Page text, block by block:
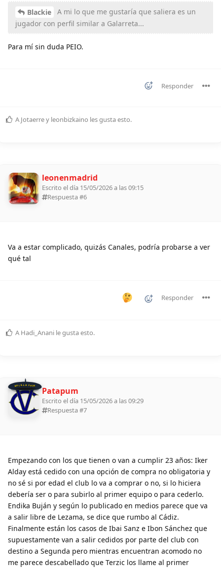
Blackie
A mi lo que me gustaría que saliera es un
jugador con perfil similar a Galarreta...
Para mí sin duda PEIO.
Responder
A Jotaerrey leonbizkaino les gusta esto.
leonenmadrid
Escrito el día 15/05/2026 a las 09:15
Respuesta #6
Va a estar complicado, quizás Canales, podría probarse a ver
qué tal
Responder
A Hadi_Anani le gusta esto.
BOLILLA 2026 Patapum
Escrito el día 15/05/2026 a las 09:29
Respuesta #7
Empezando con los que tienen o van a cumplir 23 años: Iker
Alday está cedido con una opción de compra no obligatoria y
no sé si por edad el club lo va a comprar o no, si lo hiciera
debería ser o para subirlo al primer equipo o para cederlo.
Endika Buján y según lo publicado en medios parece que va
a salir libre de Lezama, se dice que rumbo al Cádiz.
Finalmente están los casos de Ibai Sanz e Ibon Sánchez que
supuestamente van a salir cedidos por parte del club con
destino a Segunda pero mientras encuentran acomodo no
me parece descabellado que Terzic los llame al primer